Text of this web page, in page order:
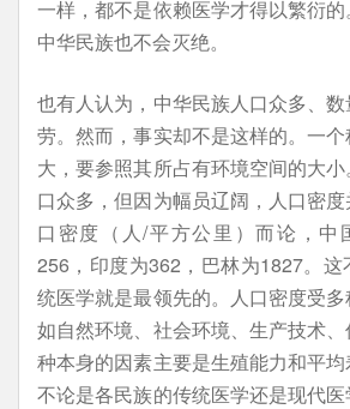
一样，都不是依赖医学才得以繁衍的
中华民族也不会灭绝。
也有人认为，中华民族人口众多、
劳。然而，事实却不是这样的。一
大，要参照其所占有环境空间的大
口众多，但因为幅员辽阔，人口密
口密度（人/平方公里）而论，中
256，印度为362，巴林为1827。
统医学就是最领先的。人口密度受
如自然环境、社会环境、生产技术
种本身的因素主要是生殖能力和平均
不论是各民族的传统医学还是现代